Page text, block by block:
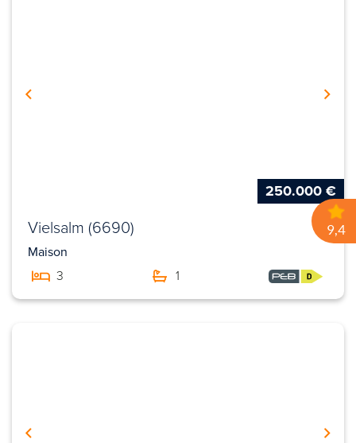
250.000 €
Vielsalm (6690)
Maison
3
1